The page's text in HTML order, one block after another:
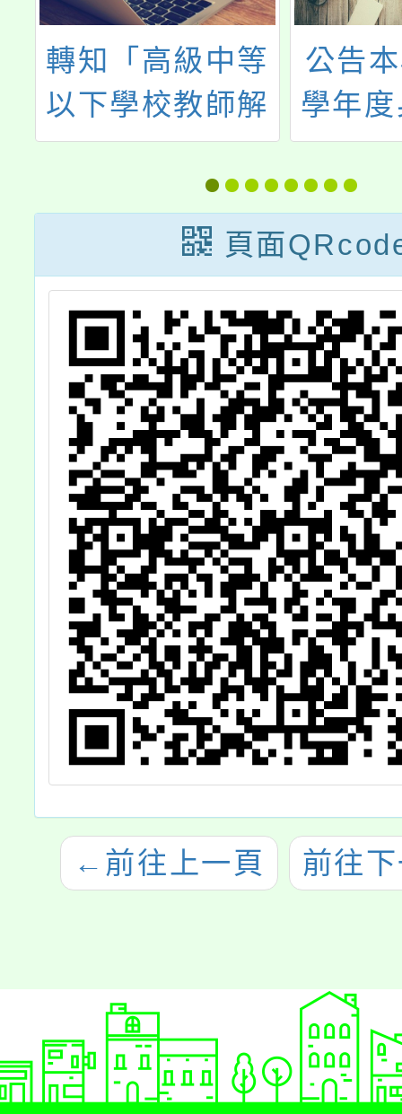
轉知「高級中等
以下學校教師解
聘不續聘停聘或
資遣辦法」第9
條、第58條、第
62條條文勘誤
表、第9條、第
58條、第62條修
正條文對照表勘
誤表各1份
公告
學年
特殊
案」
理人
次
頁面
← 前往上一頁 前往